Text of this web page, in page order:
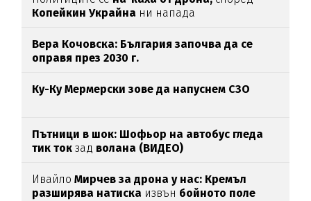
Копейкин Украйна ни напада
Вера Кочовска: България започва да се
оправя през 2030 г.
Ку-Ку Мермерски зове да напуснем СЗО
Пътници в шок: Шофьор на автобус гледа
тик ток зад волана (ВИДЕО)
ИвайлоМирчев за дрона у нас: Кремъл
разширява натиска извън бойното поле